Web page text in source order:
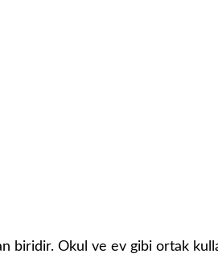
biridir. Okul ve ev gibi ortak